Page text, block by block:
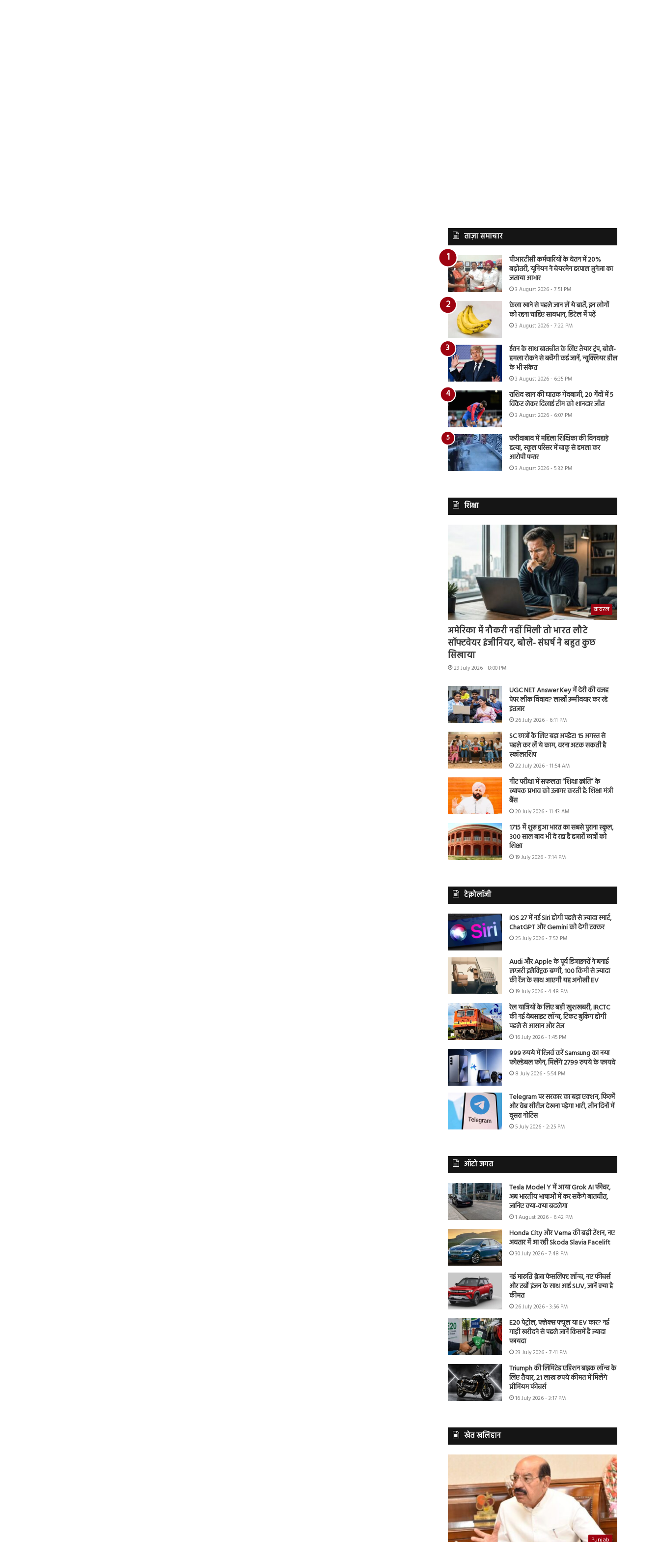
ताज़ा समाचार
पीआरटीसी कर्मचारियों के वेतन में 20%
बढ़ोतरी, यूनियन ने चेयरमैन हरपाल जुनेजा का
जताया आभार
3 August 2026 - 7:51 PM
केला खाने से पहले जान लें ये बातें, इन लोगों
को रहना चाहिए सावधान, डिटेल में पढ़ें
3 August 2026 - 7:22 PM
ईरान के साथ बातचीत के लिए तैयार ट्रंप, बोले-
हमला रोकने से बचेंगी कई जानें, न्यूक्लियर डील
के भी संकेत
3 August 2026 - 6:35 PM
राशिद खान की घातक गेंदबाजी, 20 गेंदों में 5
विकेट लेकर दिलाई टीम को शानदार जीत
3 August 2026 - 6:07 PM
फरीदाबाद में महिला शिक्षिका की दिनदहाड़े
हत्या, स्कूल परिसर में चाकू से हमला कर
आरोपी फरार
3 August 2026 - 5:32 PM
शिक्षा
वायरल
अमेरिका में नौकरी नहीं मिली तो भारत लौटे
सॉफ्टवेयर इंजीनियर, बोले- संघर्ष ने बहुत कुछ
सिखाया
29 July 2026 - 8:00 PM
UGC NET Answer Key में देरी की वजह
पेपर लीक विवाद? लाखों उम्मीदवार कर रहे
इंतजार
26 July 2026 - 6:11 PM
SC छात्रों के लिए बड़ा अपडेट! 15 अगस्त से
पहले कर लें ये काम, वरना अटक सकती है
स्कॉलरशिप
22 July 2026 - 11:54 AM
नीट परीक्षा में सफलता “शिक्षा क्रांति” के
व्यापक प्रभाव को उजागर करती है: शिक्षा मंत्री
बैंस
20 July 2026 - 11:43 AM
1715 में शुरू हुआ भारत का सबसे पुराना स्कूल,
300 साल बाद भी दे रहा है हजारों छात्रों को
शिक्षा
19 July 2026 - 7:14 PM
टेक्नोलॉजी
iOS 27 में नई Siri होगी पहले से ज्यादा स्मार्ट,
ChatGPT और Gemini को देगी टक्कर
25 July 2026 - 7:52 PM
Audi और Apple के पूर्व डिजाइनरों ने बनाई
लग्जरी इलेक्ट्रिक बग्गी, 100 किमी से ज्यादा
की रेंज के साथ आएगी यह अनोखी EV
19 July 2026 - 4:48 PM
रेल यात्रियों के लिए बड़ी खुशखबरी, IRCTC
की नई वेबसाइट लॉन्च, टिकट बुकिंग होगी
पहले से आसान और तेज
16 July 2026 - 1:45 PM
999 रुपये में रिजर्व करें Samsung का नया
फोल्डेबल फोन, मिलेंगे 2799 रुपये के फायदे
8 July 2026 - 5:54 PM
Telegram पर सरकार का बड़ा एक्शन, फिल्में
और वेब सीरीज देखना पड़ेगा भारी, तीन दिनों में
दूसरा नोटिस
5 July 2026 - 2:25 PM
ऑटो जगत
Tesla Model Y में आया Grok AI फीचर,
अब भारतीय भाषाओं में कर सकेंगे बातचीत,
जानिए क्या-क्या बदलेगा
1 August 2026 - 6:42 PM
Honda City और Verna की बढ़ी टेंशन, नए
अवतार में आ रही Skoda Slavia Facelift
30 July 2026 - 7:48 PM
नई मारुति ब्रेजा फेसलिफ्ट लॉन्च, नए फीचर्स
और टर्बो इंजन के साथ आई SUV, जानें क्या है
कीमत
26 July 2026 - 3:56 PM
E20 पेट्रोल, फ्लेक्स फ्यूल या EV कार? नई
गाड़ी खरीदने से पहले जानें किसमें है ज्यादा
फायदा
23 July 2026 - 7:41 PM
Triumph की लिमिटेड एडिशन बाइक लॉन्च के
लिए तैयार, 21 लाख रुपये कीमत में मिलेंगे
प्रीमियम फीचर्स
16 July 2026 - 3:17 PM
खेत खलिहान
Punjab